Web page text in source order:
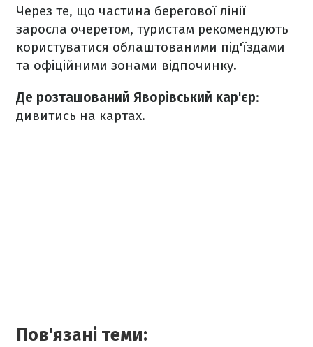
Через те, що частина берегової лінії
заросла очеретом, туристам рекомендують
користуватися облаштованими під'їздами
та офіційними зонами відпочинку.
Де розташований Яворівський кар'єр:
дивитись на картах.
Пов'язані теми: